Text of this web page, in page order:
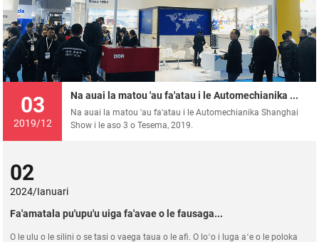
03
2019/12
Na auai la matou 'au fa'atau i le Automechianika ...
Na auai la matou 'au fa'atau i le Automechianika Shanghai
Show i le aso 3 o Tesema, 2019.
02
2024/Ianuari
Fa'amatala pu'upu'u uiga fa'avae o le fausaga...
O le ulu o le silini o se tasi o vaega taua o le afi. O loʻo i luga aʻe o le poloka